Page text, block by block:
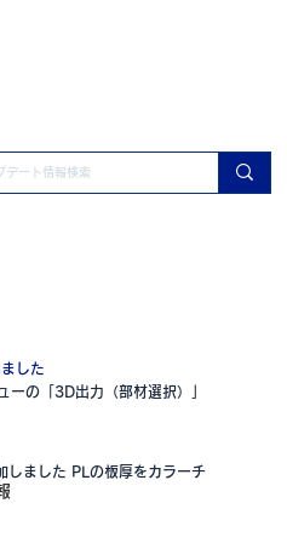
した
ーの「3D出力（部材選択）」
しました PLの板厚をカラーチ